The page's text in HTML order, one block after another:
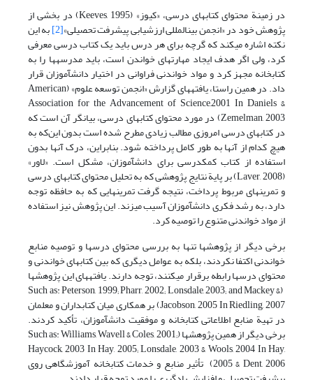
در زمینة محتوای کتابهای درسی، «کیوز» (Keeves, 1995) در بخشی از
پژوهش خود در «انجمن بین‏المللی ارزشیابی پیشرفت تحصیلی»[2] به این
نکته اشاره می‏کند که گرچه برای هر درس باید یک کتاب درسی معرفی
کرد، ولی اگر هدف ایجاد مهارتهای خواندن است، باید مدرسه‏ها را به
کتابخانه مجهز کرد و مواد خواندنی فراوانی در اختیار دانش‏آموزان قرار
داد. در همین راستا، یافته‏های گزارش «انجمن توسعه علوم» (American
Association for the Advancement of Science,2001 In Daniels &
Zemelman, 2003) در مورد محتوای کتابهای درسی، بیانگر آن است که
در کتابهای درسی امروزی مطالب زیادی مطرح شده است بدون این‌که به
هیچ کدام از آنها به طور کامل پرداخته شود. بنابراین، درک آنها بدون
استفاده از کتاب کمک‏درسی برای دانش‏آموزان، مشکل است. «لاور»
(Laver, 2008) بر پایة نتایج پژوهشی که به تحلیل محتوای کتابهای درسی
و تمرینهای مربوط پرداخت، نتیجه گرفت تمرینهایی که به حافظه توجه
دارد، به رشد فکری دانش‏آموزان آسیب می‏زند. این پژوهش نیز استفاده
از مواد خواندنی متنوع را توصیه کرد.
برخی دیگر از پژوهشها تنها به بررسی محتوای درسها و توصیه منابع
خواندنی اکتفا نکردند، بلکه به عوامل دیگری که بین کتابهای خواندنی و
محتوای درسها رابطه برقرار می‏کنند، توجه دارند. یافته‏های این پژوهشها
(Such as: Peterson, 1999; Pharr, 2002; Lonsdale, 2003; and Mackey &
Jacobson, 2005 In Riedling, 2007) بر همکاری میان کتابداران و معلمان
در تهیة منابع اطلاعاتی کتابخانه و موفقیت دانش‏آموزان، تأکید کردند.
برخی دیگر از همین پژوهشها (Such as: Williams, Wavell & Coles, 2001;
Haycock, 2003 In Hay, 2005; Lonsdale, 2003 & Wools, 2004 In Hay,
2005 & Dent, 2006) تأثیر منابع و خدمات کتابخانه آموزشگاهی روی